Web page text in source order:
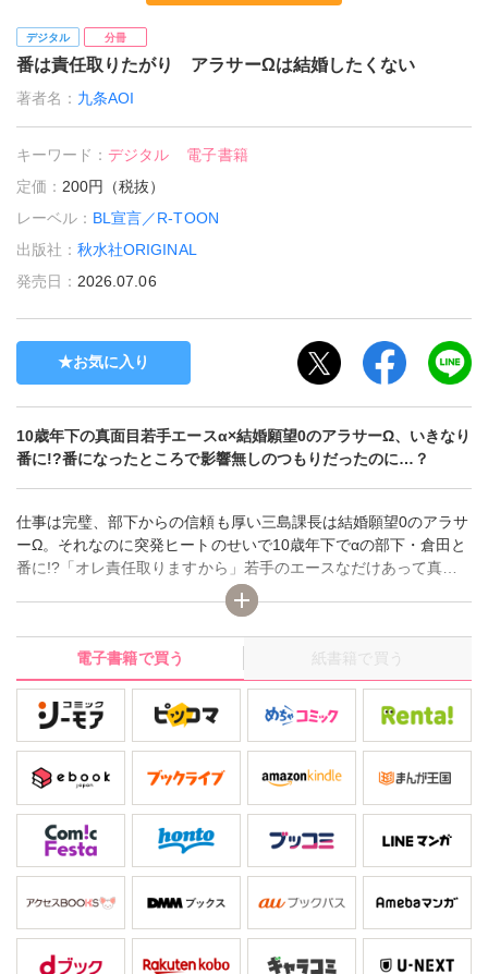
デジタル 分冊
番は責任取りたがり アラサーΩは結婚したくない
著者名： 九条AOI
キーワード：デジタル
電子書籍
定価： 200円（税抜）
レーベル： BL宣言／R-TOON
出版社：秋水社ORIGINAL
発売日： 2026.07.06
お気に入り
10歳年下の真面目若手エースα×結婚願望0のアラサーΩ、いきなり
番に!?番になったところで影響無しのつもりだったのに…？
仕事は完璧、部下からの信頼も厚い三島課長は結婚願望0のアラサ
ーΩ。それなのに突発ヒートのせいで10歳年下でαの部下・倉田と
番に!?「オレ責任取りますから」若手のエースなだけあって真面
目な性格の倉田は、番としての覚悟を見せてきて…？とはいえ、
おっさんを番にするのは嫌だろうと思った三島。今後Ωフェロモン
が出ないなら問題ないと申し出を断る事に。これで倉田も安心…
のはずが何故か不満気に食い下がってきた!?しかも番持ちになっ
ても何も変わらないつもりが、ふとした瞬間の倉田の匂いに無意
識に惹かれるように――？
電子書籍で買う 紙書籍で買う